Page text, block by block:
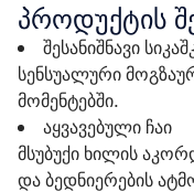
პროდუქტის
შესანიშნავი
სენსუალური
მომენტებში.
აყვავებული ჩაი
მსუბუქი ხილის
და ბედნიერების